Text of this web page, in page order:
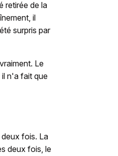
retirée de la
il
surpris par
Le
n'a fait que
fois. La
deux fois, le